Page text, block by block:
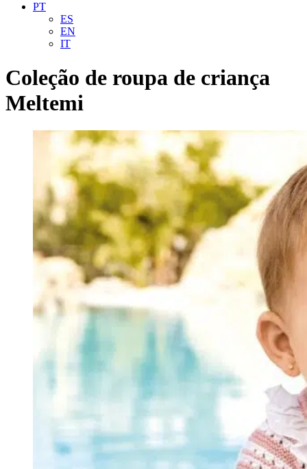
PT
ES
EN
IT
Coleção de roupa de criança
Meltemi